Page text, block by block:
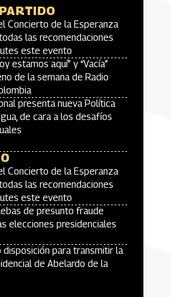
Concierto de la Esperanza
las recomendaciones
este evento
estamos aquí” y “Vacía”
de la semana de Radio
presenta nueva Política
de cara a los desafíos
Concierto de la Esperanza
las recomendaciones
este evento
de presunto fraude
elecciones presidenciales
disposición para transmitir la
de Abelardo de la